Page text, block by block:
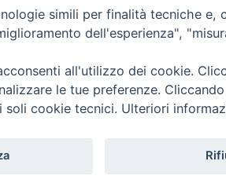
Privacy Policy Cookie
Vita Trentina Editrice
simili per finalità tecniche
dell'esperienza",
all'utilizzo dei cookie.
le tue preferenze.
soli cookie tecnici. Ulteriori